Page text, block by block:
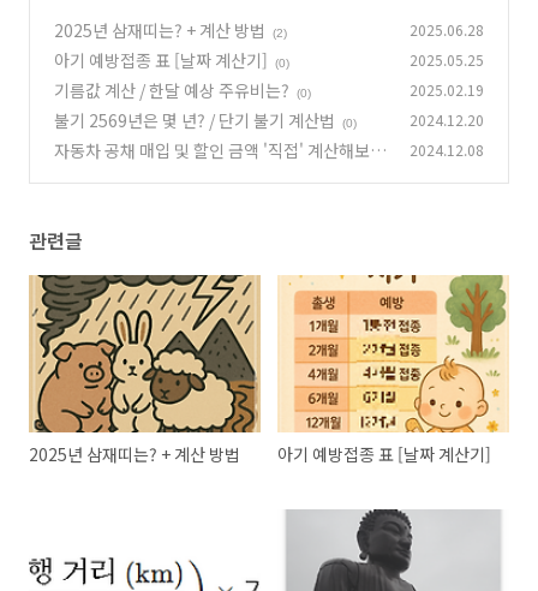
2025년 삼재띠는? + 계산 방법
(2) 2025.06.28
아기 예방접종 표 [날짜 계산기] (0) 2025.05.25
기름값 계산 / 한달 예상 주유비는? (0) 2025.02.19
불기 2569년은 몇 년? / 단기 불기 계산법 (0) 2024.12.20
자동차 공채 매입 및 할인 금액 '직접' 계산해보기 2024.12.08
관련글
2025년 삼재띠는? + 계산 방법 아기 예방접종 표 [날짜 계산기]